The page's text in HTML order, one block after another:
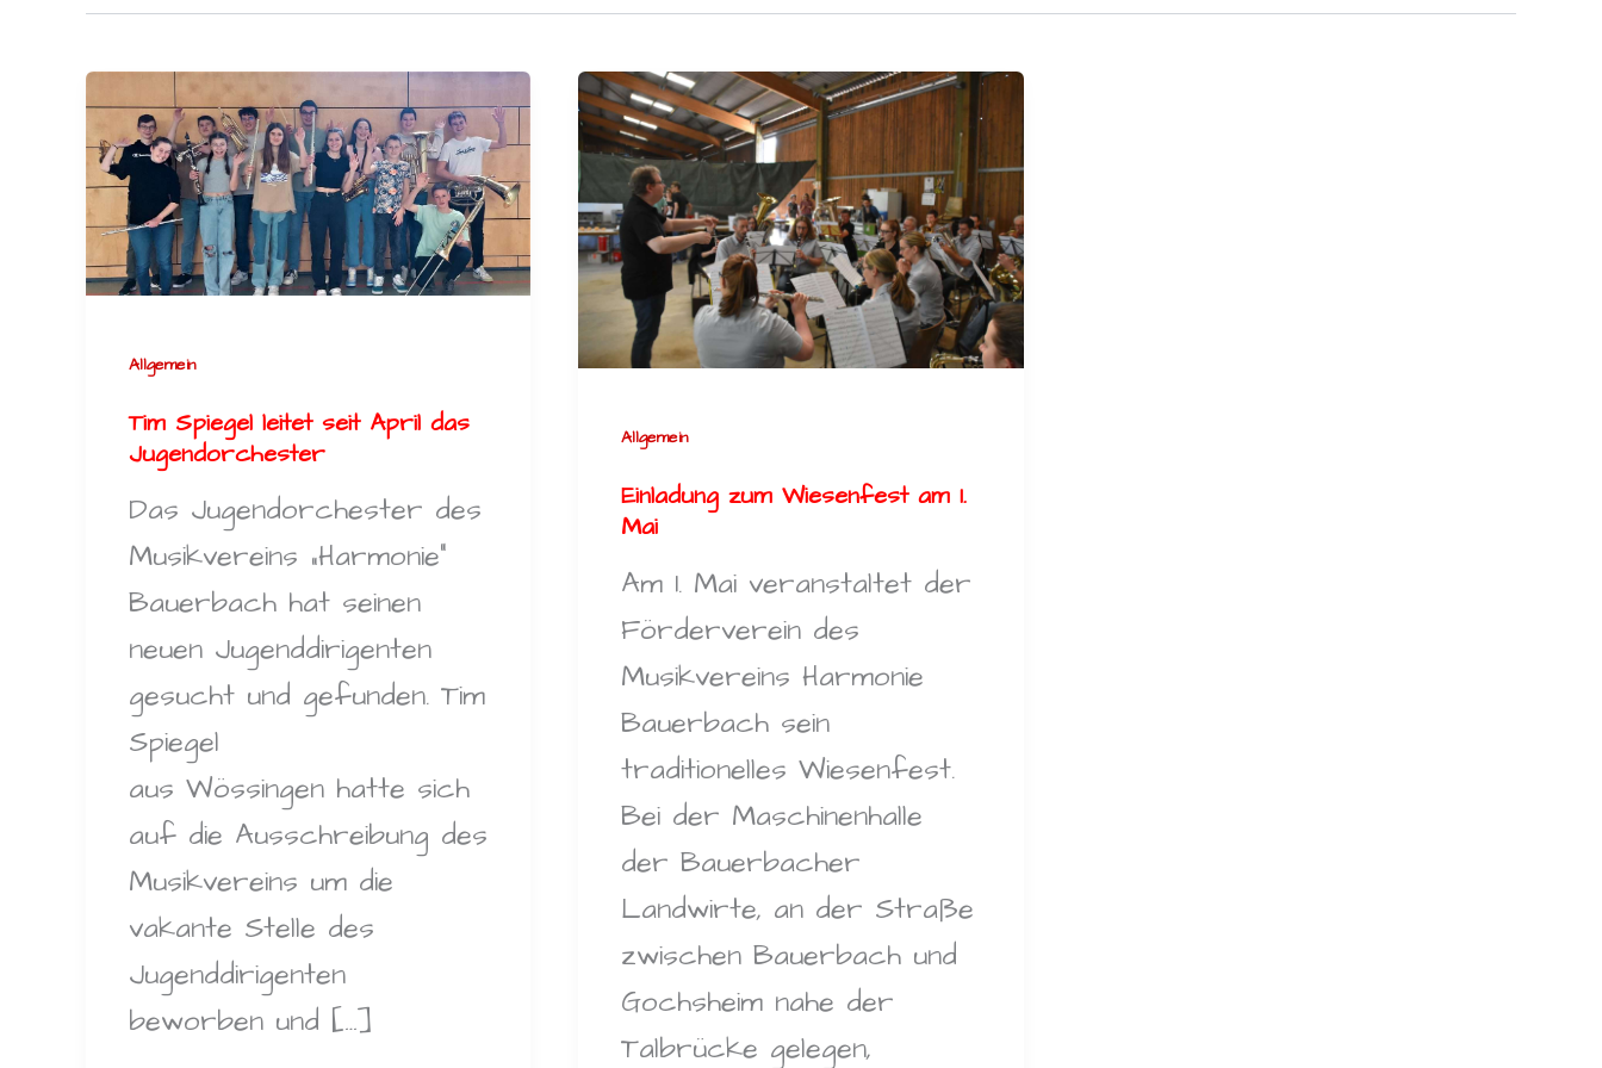
Allgemein
Tim Spiegel leitet seit April das
Jugendorchester
Das Jugendorchester des
Musikvereins „Harmonie“
Bauerbach hat seinen
neuen Jugenddirigenten
gesucht und gefunden. Tim
Spiegel
aus Wössingen hatte sich
auf die Ausschreibung des
Musikvereins um die
vakante Stelle des
Jugenddirigenten
beworben und […]
Allgemein
Einladung zum Wiesenfest am 1.
Mai
Am 1. Mai veranstaltet der
Förderverein des
Musikvereins Harmonie
Bauerbach sein
traditionelles Wiesenfest.
Bei der Maschinenhalle
der Bauerbacher
Landwirte, an der Straße
zwischen Bauerbach und
Gochsheim nahe der
Talbrücke gelegen,